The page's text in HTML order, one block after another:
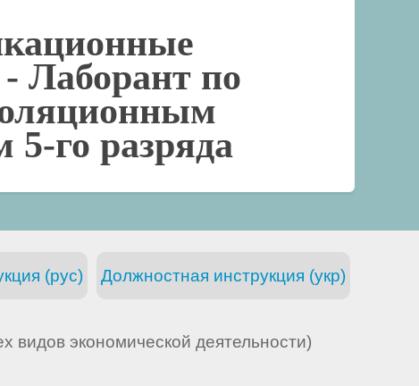
Лаборант по
5-го разряда
Должностная инструкция (укр)
(рус)
экономической деятельности)